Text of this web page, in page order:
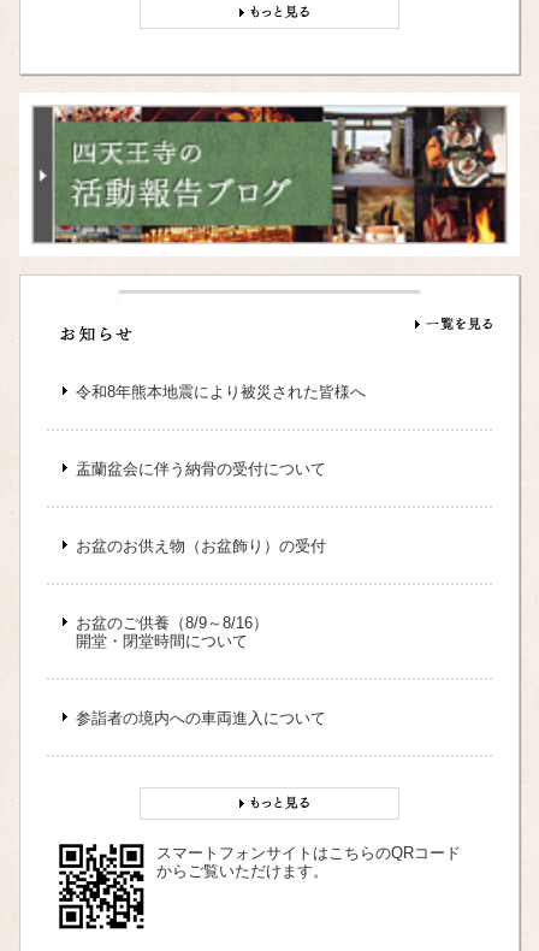
令和8年熊本地震により被災された皆様へ
盂蘭盆会に伴う納骨の受付について
お盆のお供え物（お盆飾り）の受付
お盆のご供養（8/9～8/16）
開堂・閉堂時間について
参詣者の境内への車両進入について
スマートフォンサイトはこちらのQRコード
からご覧いただけます。